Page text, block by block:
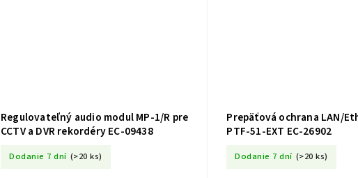
Regulovateľný audio modul MP-1/R pre
CCTV a DVR rekordéry EC-09438
Dodanie 7 dní (>20 ks)
Prepäťová ochrana LAN/
PTF-51-EXT EC-26902
Dodanie 7 dní (>20 ks)